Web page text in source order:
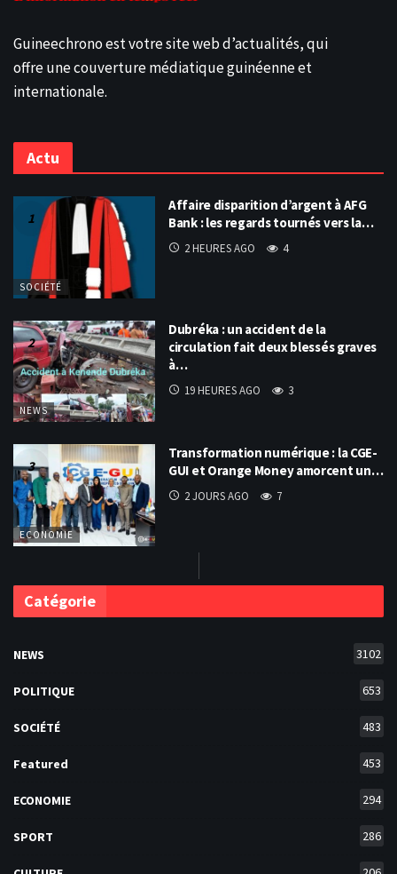
Guineechrono est votre site web d’actualités, qui
offre une couverture médiatique guinéenne et
internationale.
Actu
SOCIÉTÉ
Affaire disparition d’argent à AFG
Bank : les regards tournés vers la…
2 HEURES AGO 4
NEWS
Dubréka : un accident de la
circulation fait deux blessés graves
à…
19 HEURES AGO 3
ECONOMIE
Transformation numérique : la CGE-
GUI et Orange Money amorcent un…
2 JOURS AGO 7
Catégorie
NEWS 3102
POLITIQUE 653
SOCIÉTÉ 483
Featured 453
ECONOMIE 294
SPORT 286